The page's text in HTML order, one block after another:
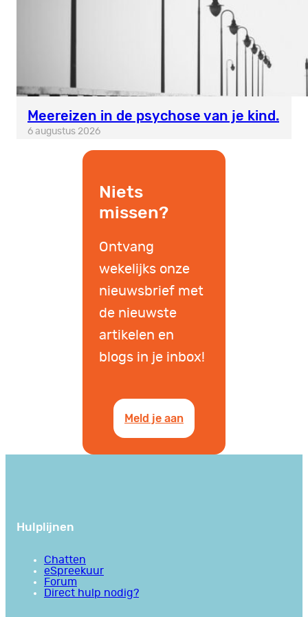
Meereizen in de psychose van je kind.
6 augustus 2026
Niets
missen?
Ontvang
wekelijks onze
nieuwsbrief met
de nieuwste
artikelen en
blogs in je inbox!
Meld je aan
Hulplijnen
Chatten
eSpreekuur
Forum
Direct hulp nodig?